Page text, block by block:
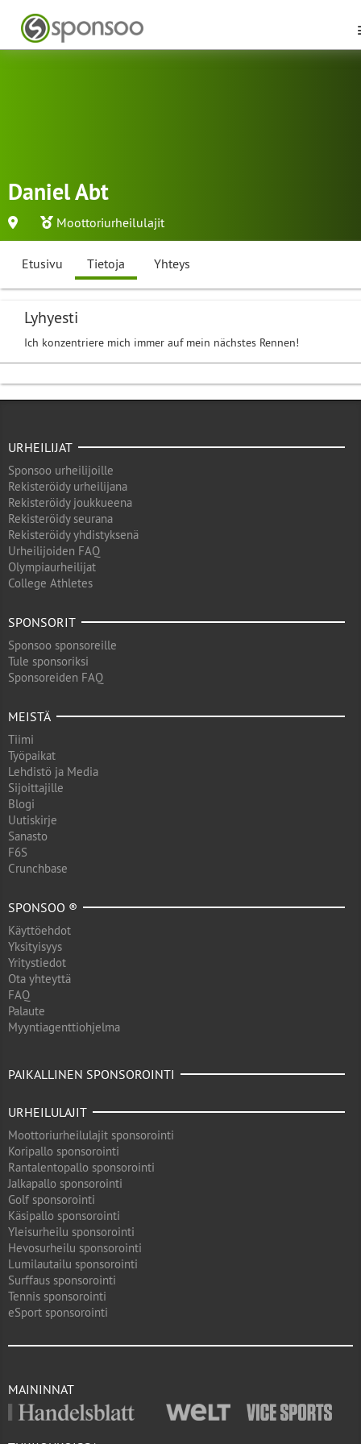
Daniel Abt
Moottoriurheilulajit
Etusivu Tietoja Yhteys
Lyhyesti
Ich konzentriere mich immer auf mein nächstes Rennen!
URHEILIJAT
Sponsoo urheilijoille
Rekisteröidy urheilijana
Rekisteröidy joukkueena
Rekisteröidy seurana
Rekisteröidy yhdistyksenä
Urheilijoiden FAQ
Olympiaurheilijat
College Athletes
SPONSORIT
Sponsoo sponsoreille
Tule sponsoriksi
Sponsoreiden FAQ
MEISTÄ
Tiimi
Työpaikat
Lehdistö ja Media
Sijoittajille
Blogi
Uutiskirje
Sanasto
F6S
Crunchbase
SPONSOO ®
Käyttöehdot
Yksityisyys
Yritystiedot
Ota yhteyttä
FAQ
Palaute
Myyntiagenttiohjelma
PAIKALLINEN SPONSOROINTI
URHEILULAJIT
Moottoriurheilulajit sponsorointi
Koripallo sponsorointi
Rantalentopallo sponsorointi
Jalkapallo sponsorointi
Golf sponsorointi
Käsipallo sponsorointi
Yleisurheilu sponsorointi
Hevosurheilu sponsorointi
Lumilautailu sponsorointi
Surffaus sponsorointi
Tennis sponsorointi
eSport sponsorointi
MAININNAT